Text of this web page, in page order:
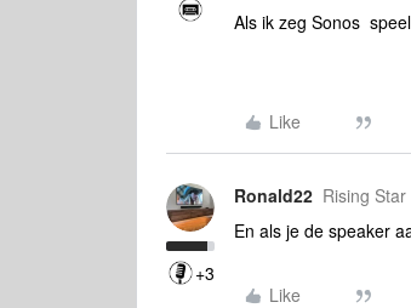
Als ik zeg Sonos
Like
+3
Ronald22 Rising Star
En als je de speaker
Like